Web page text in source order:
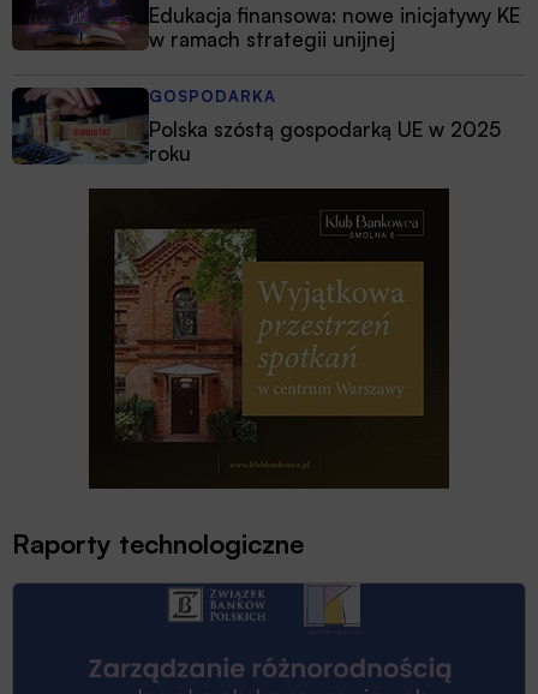
Edukacja finansowa: nowe inicjatywy KE
w ramach strategii unijnej
GOSPODARKA
Polska szóstą gospodarką UE w 2025
roku
Raporty technologiczne